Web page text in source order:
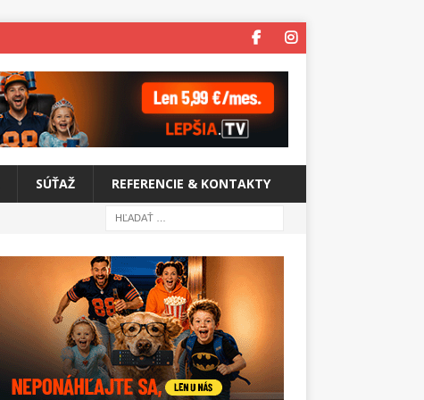
SÚŤAŽ REFERENCIE & KONTAKTY